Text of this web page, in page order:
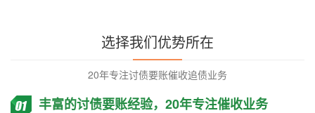
选择我们优势所在
20年专注讨债要账催收追债业务
丰富的讨债要账经验，20年专注催收业务